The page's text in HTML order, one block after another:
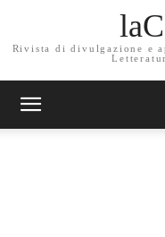
Rivista di divulgazione e